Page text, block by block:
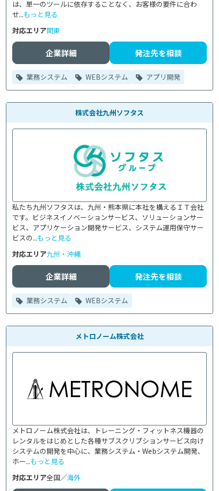
は、単一のツールに依存することなく、お客様の要件に合わ
せ...もっと見る
対応エリア関東
企業詳細 発注先を相談
業務システム WEBシステム アプリ開発
株式会社九州ソフタス
私たち九州ソフタスは、九州・熊本県に本社を構えるＩＴ会社
です。ビジネスイノベーションサービス、ソリューションサー
ビス、アプリケーション開発サービス、システム運用保守サー
ビスの...もっと見る
対応エリア九州・沖縄
企業詳細 発注先を相談
業務システム WEBシステム
メトロノーム株式会社
メトロノーム株式会社は、トレーニング・フィットネス機器の
レンタルをはじめとした各種サブスクリプションサービス向け
システムの開発を中心に、業務システム・Webシステム開発、
ホー...もっと見る
対応エリア全国／海外